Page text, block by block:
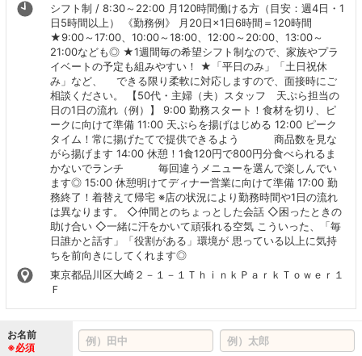
シフト制 / 8:30～22:00 月120時間働ける方（目安：週4日・1
日5時間以上） 《勤務例》 月20日×1日6時間＝120時間
★9:00～17:00、10:00～18:00、12:00～20:00、13:00～
21:00なども◎ ★1週間毎の希望シフト制なので、家族やプラ
イベートの予定も組みやすい！ ★「平日のみ」「土日祝休
み」など、 できる限り柔軟に対応しますので、面接時にご
相談ください。 【50代・主婦（夫）スタッフ 天ぷら担当の
日の1日の流れ（例）】 9:00 勤務スタート！食材を切り、ピ
ークに向けて準備 11:00 天ぷらを揚げはじめる 12:00 ピーク
タイム！常に揚げたてで提供できるよう 商品数を見な
がら揚げます 14:00 休憩！1食120円で800円分食べられるま
かないでランチ 毎回違うメニューを選んで楽しんでい
ます◎ 15:00 休憩明けてディナー営業に向けて準備 17:00 勤
務終了！着替えて帰宅 ※店の状況により勤務時間や1日の流れ
は異なります。 ◇仲間とのちょっとした会話 ◇困ったときの
助け合い ◇一緒に汗をかいて頑張れる空気 こういった、「毎
日誰かと話す」「役割がある」環境が 思っている以上に気持
ちを前向きにしてくれます◎
東京都品川区大崎２－１－１ＴｈｉｎｋＰａｒｋＴｏｗｅｒ１
Ｆ
お名前
※必須